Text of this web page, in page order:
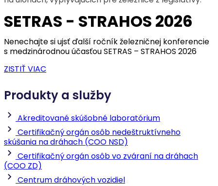
SETRAS - STRAHOS 2026
Nenechajte si ujsť ďalší ročník železničnej konferencie
s medzinárodnou účasťou SETRAS – STRAHOS 2026
ZISTIŤ VIAC
Produkty a služby
Akreditované skúšobné laboratórium
Certifikačný orgán osôb nedeštruktívneho
skúšania na dráhach (COO NSD)
Certifikačný orgán osôb vo zváraní na dráhach
(COO ZD)
Centrum dráhových vozidiel